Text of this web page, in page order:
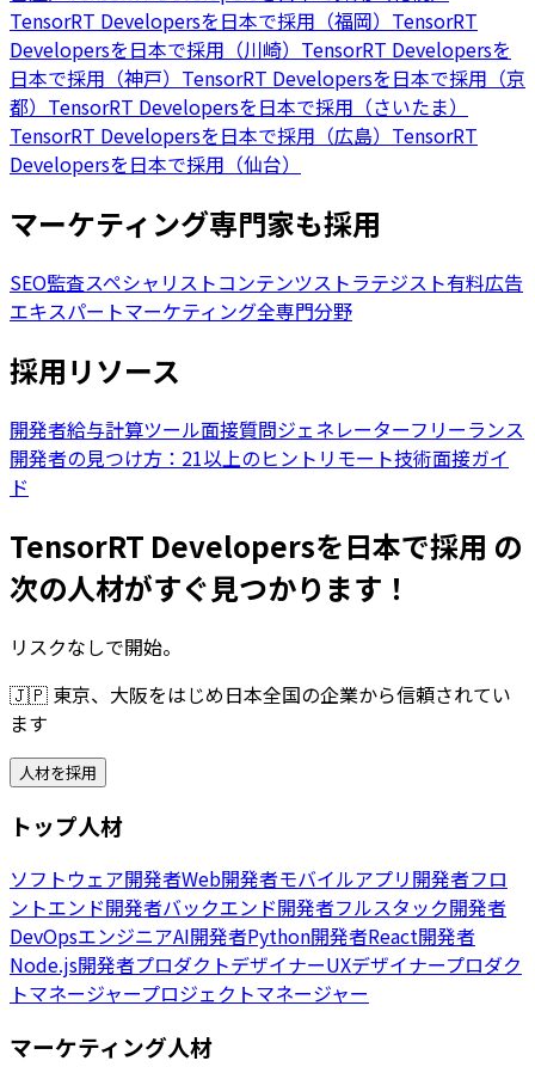
TensorRT Developersを日本で採用（福岡） TensorRT
Developersを日本で採用（川崎） TensorRT Developersを
日本で採用（神戸） TensorRT Developersを日本で採用（京
都） TensorRT Developersを日本で採用（さいたま）
TensorRT Developersを日本で採用（広島） TensorRT
Developersを日本で採用（仙台）
マーケティング専門家も採用
SEO監査スペシャリストコンテンツストラテジスト有料広告
エキスパートマーケティング全専門分野
採用リソース
開発者給与計算ツール面接質問ジェネレーターフリーランス
開発者の見つけ方：21以上のヒント リモート技術面接ガイ
ド
TensorRT Developersを日本で採用 の
次の人材がすぐ見つかります！
リスクなしで開始。
🇯🇵 東京、大阪をはじめ日本全国の企業から信頼されてい
ます
人材を採用
トップ人材
ソフトウェア開発者Web開発者モバイルアプリ開発者フロ
ントエンド開発者バックエンド開発者フルスタック開発者
DevOpsエンジニアAI開発者Python開発者React開発者
Node.js開発者プロダクトデザイナーUXデザイナープロダク
トマネージャープロジェクトマネージャー
マーケティング人材